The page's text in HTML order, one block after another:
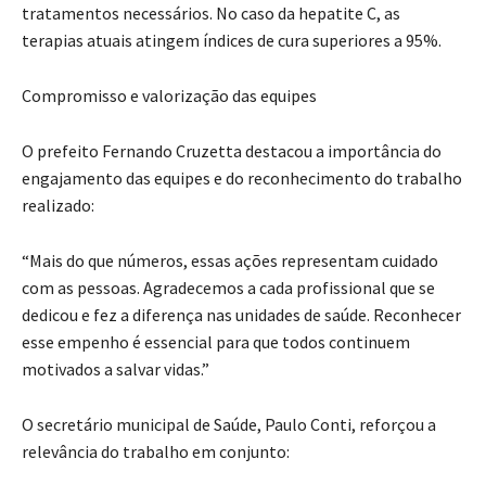
tratamentos necessários. No caso da hepatite C, as
terapias atuais atingem índices de cura superiores a 95%.
Compromisso e valorização das equipes
O prefeito Fernando Cruzetta destacou a importância do
engajamento das equipes e do reconhecimento do trabalho
realizado:
“Mais do que números, essas ações representam cuidado
com as pessoas. Agradecemos a cada profissional que se
dedicou e fez a diferença nas unidades de saúde. Reconhecer
esse empenho é essencial para que todos continuem
motivados a salvar vidas.”
O secretário municipal de Saúde, Paulo Conti, reforçou a
relevância do trabalho em conjunto: